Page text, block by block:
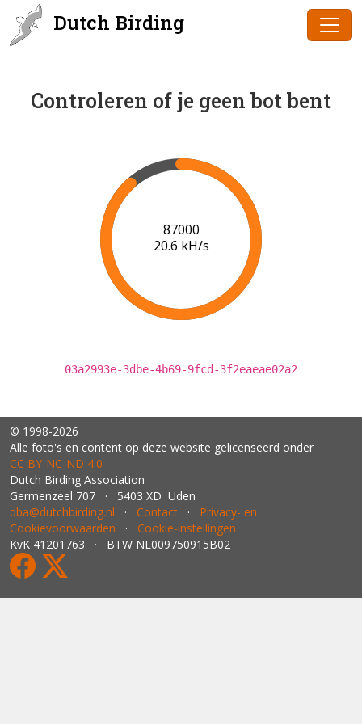
Dutch Birding
Controleren of je geen bot bent
89000
20.7 kH/s
03a2993e-3dbe-4b69-9fcd-3f2eaeae02a2
© 1998-2026
Alle foto's en content op deze website gelicenseerd onder
CC BY‑NC‑ND 4.0
Dutch Birding Association
Germenzeel 707 · 5403 XD Uden
dba@dutchbirding.nl · Contact · Privacy- en
Cookievoorwaarden · Cookie-instellingen
KvK 41201763 · BTW NL009750915B02